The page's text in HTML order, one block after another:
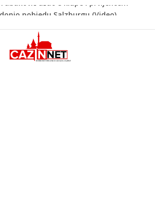
“Pečat slobodi 2026”: U Tržačkoj Rašteli
Unsko-sanskog kantona
Porodica iz Krajine u centru afere,
gradonačelnik Kelna pokrenuo istragu